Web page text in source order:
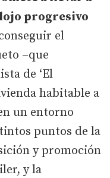
progresivo
el
–que
de ‘El
habitable a
un entorno
puntos de la
y promoción
y la